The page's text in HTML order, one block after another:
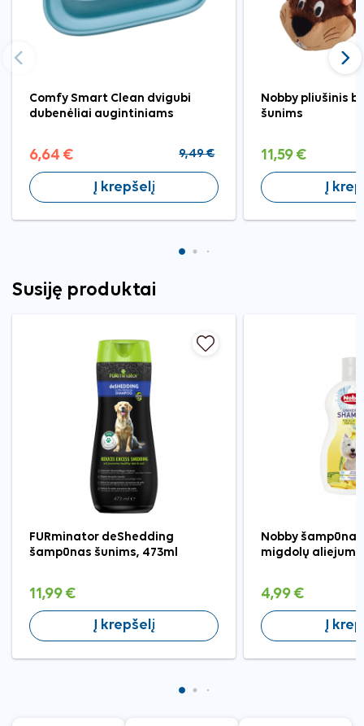
Comfy Smart Clean dvigubi
dubenėliai augintiniams
6,64 € 9,49 €
Į krepšelį
Nobby pliušinis
šunims
11,59 €
Į
Ankstesnis
Susiję produktai
FURminator deShedding
šampūnas šunims, 473ml
11,99 €
Į krepšelį
Nobby
migdolų aliejumi
4,99 €
Į